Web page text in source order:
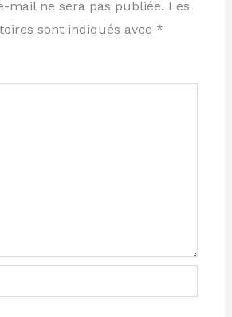
mail ne sera pas publiée. Les
sont indiqués avec *